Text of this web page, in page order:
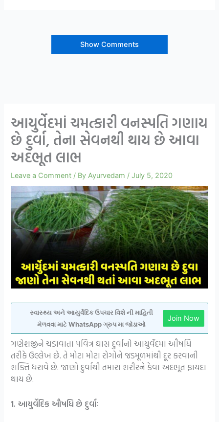
Show Comments
આયુર્વેદમાં ચમત્કારી વનસ્પતિ ગણાય
છે દુર્વા, તેના સેવનથી થાય છે આવા
અદભૂત લાભ
Leave a Comment / ByAyurvedam /July 5, 2020
સ્વાસ્થ્ય અને આયુર્વેદિક ઉપચાર વિશે ની માહિતી
મેળવવા માટે WhatsApp ગ્રુપ મા જોડાઓ
Join Now
ગણેશજીને ચડાવાતા પવિત્ર ઘાસ દુર્વાનો આયુર્વેદમાં ઔષધિ
તરીકે ઉલ્લેખ છે. તે મોટા મોટા રોગોને જડમૂળમાંથી દૂર કરવાની
શક્તિ ધરાવે છે. જાણો દુર્વાથી તમારા શરીરને કેવા અદભૂત ફાયદા
થાય છે.
1. આયુર્વેદિક ઔષધિ છે દુર્વાઃ